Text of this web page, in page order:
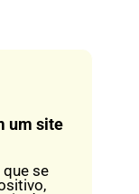
um site
se